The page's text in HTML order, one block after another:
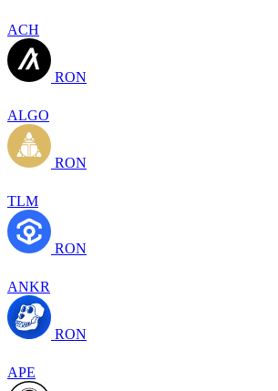
ACH
RON
ALGO
RON
TLM
RON
ANKR
RON
APE